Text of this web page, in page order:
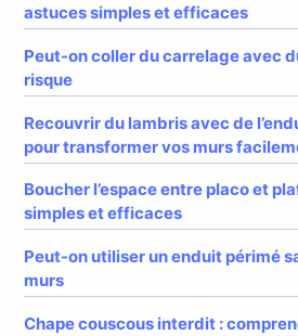
astuces simples et efficaces
Peut-on coller du carrelage avec
risque
Recouvrir du lambris avec de
pour transformer vos murs
Boucher l’espace entre placo et
simples et efficaces
Peut-on utiliser un enduit périmé
murs
Chape couscous interdit :